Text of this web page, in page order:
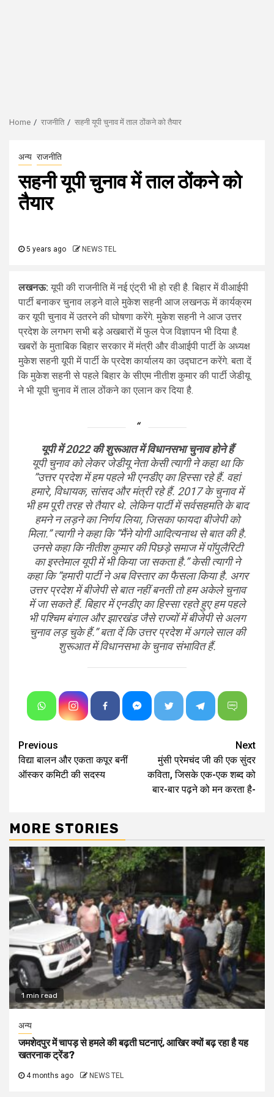
Home राजनीति सहनी यूपी चुनाव में ताल ठोंकने को तैयार
अन्य राजनीति
सहनी यूपी चुनाव में ताल ठोंकने को
तैयार
5 years ago NEWS TEL
लखनऊ: यूपी की राजनीति में नई एंट्री भी हो रही है. बिहार में वीआईपी
पार्टी बनाकर चुनाव लड़ने वाले मुकेश सहनी आज लखनऊ में कार्यक्रम
कर यूपी चुनाव में उतरने की घोषणा करेंगे. मुकेश सहनी ने आज उत्तर
प्रदेश के लगभग सभी बड़े अखबारों में फुल पेज विज्ञापन भी दिया है.
खबरों के मुताबिक बिहार सरकार में मंत्री और वीआईपी पार्टी के अध्यक्ष
मुकेश सहनी यूपी में पार्टी के प्रदेश कार्यालय का उद्घाटन करेंगे. बता दें
कि मुकेश सहनी से पहले बिहार के सीएम नीतीश कुमार की पार्टी जेडीयू
ने भी यूपी चुनाव में ताल ठोंकने का एलान कर दिया है.
यूपी में 2022 की शुरूआत में विधानसभा चुनाव होने हैं
यूपी चुनाव को लेकर जेडीयू नेता केसी त्यागी ने कहा था कि
”उत्तर प्रदेश में हम पहले भी एनडीए का हिस्सा रहे हैं. वहां
हमारे, विधायक, सांसद और मंत्री रहे हैं. 2017 के चुनाव में
भी हम पूरी तरह से तैयार थे. लेकिन पार्टी में सर्वसहमति के बाद
हमने न लड़ने का निर्णय लिया, जिसका फायदा बीजेपी को
मिला.” त्यागी ने कहा कि ”मैंने योगी आदित्यनाथ से बात की है.
उनसे कहा कि नीतीश कुमार की पिछड़े समाज में पॉपुलैरिटी
का इस्तेमाल यूपी में भी किया जा सकता है.” केसी त्यागी ने
कहा कि ”हमारी पार्टी ने अब विस्तार का फैसला किया है. अगर
उत्तर प्रदेश में बीजेपी से बात नहीं बनती तो हम अकेले चुनाव
में जा सकते हैं. बिहार में एनडीए का हिस्सा रहते हुए हम पहले
भी पश्चिम बंगाल और झारखंड जैसे राज्यों में बीजेपी से अलग
चुनाव लड़ चुके हैं.” बता दें कि उत्तर प्रदेश में अगले साल की
शुरूआत में विधानसभा के चुनाव संभावित हैं.
Continue
Reading
Previous
विद्या बालन और एकता कपूर बनीं
ऑस्कर कमिटी की सदस्य
Next
मुंसी प्रेमचंद जी की एक सुंदर
कविता, जिसके एक-एक शब्द को
बार-बार पढ़ने को मन करता है-
MORE STORIES
1 min read
अन्य
जमशेदपुर में चापड़ से हमले की बढ़ती घटनाएं, आखिर क्यों बढ़ रहा है यह
खतरनाक ट्रेंड?
4 months ago NEWS TEL